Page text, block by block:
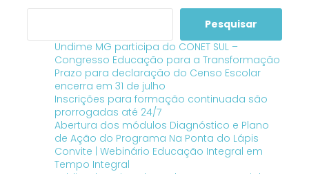
Pesquisar
Undime MG participa do CONET SUL –
Congresso Educação para a Transformação
Prazo para declaração do Censo Escolar
encerra em 31 de julho
Inscrições para formação continuada são
prorrogadas até 24/7
Abertura dos módulos Diagnóstico e Plano
de Ação do Programa Na Ponta do Lápis
Convite | Webinário Educação Integral em
Tempo Integral